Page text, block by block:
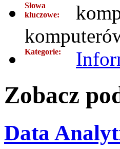
Słowa
kluczowe:
Kategorie:
Zobacz
Data